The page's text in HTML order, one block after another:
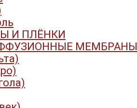
И ПЛЁНКИ
МЕМБРАНЫ